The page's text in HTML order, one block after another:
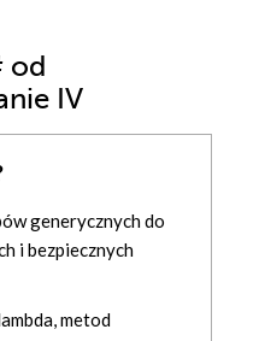
od
IV
generycznych do
i bezpiecznych
metod